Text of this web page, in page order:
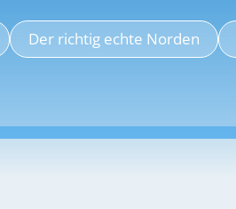
Der richtig echte Norden